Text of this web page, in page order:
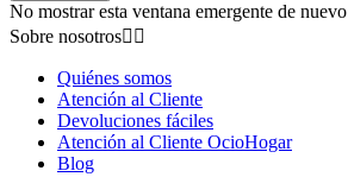
No mostrar esta ventana emergente de nuevo
Sobre nosotros 
Quiénes somos
Atención al Cliente
Devoluciones fáciles
Atención al Cliente OcioHogar
Blog